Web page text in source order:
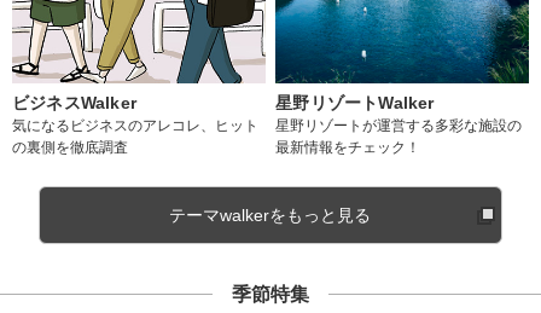
ビジネスWalker
気になるビジネスのアレコレ、ヒット
の裏側を徹底調査
星野リゾートWalker
星野リゾートが運営する多彩な施設の
最新情報をチェック！
テーマwalkerをもっと見る
季節特集